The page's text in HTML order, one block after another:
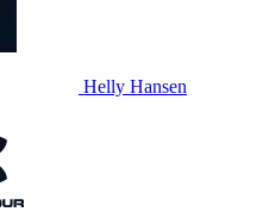
Helly Hansen